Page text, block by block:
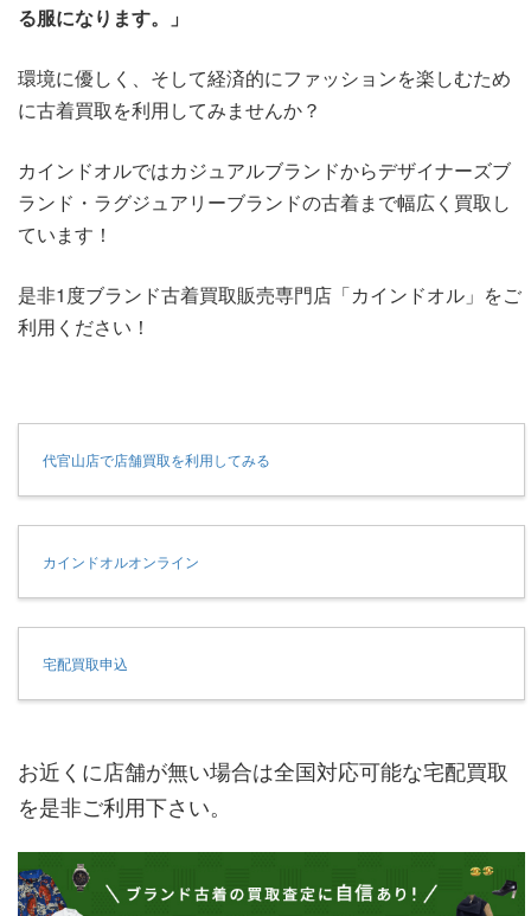
る服になります。」
環境に優しく、そして経済的にファッションを楽しむため
に古着買取を利用してみませんか？
カインドオルではカジュアルブランドからデザイナーズブ
ランド・ラグジュアリーブランドの古着まで幅広く買取し
ています！
是非1度ブランド古着買取販売専門店「カインドオル」をご
利用ください！
代官山店で店舗買取を利用してみる
カインドオルオンライン
宅配買取申込
お近くに店舗が無い場合は全国対応可能な宅配買取
を是非ご利用下さい。